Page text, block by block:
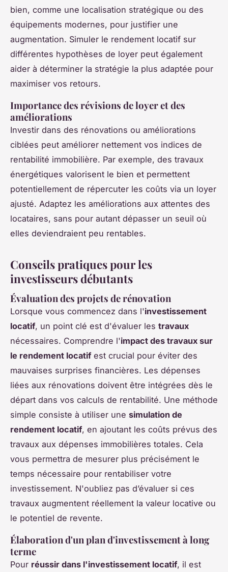
bien, comme une localisation stratégique ou des
équipements modernes, pour justifier une
augmentation. Simuler le rendement locatif sur
différentes hypothèses de loyer peut également
aider à déterminer la stratégie la plus adaptée pour
maximiser vos retours.
Importance des révisions de loyer et des
améliorations
Investir dans des rénovations ou améliorations
ciblées peut améliorer nettement vos indices de
rentabilité immobilière. Par exemple, des travaux
énergétiques valorisent le bien et permettent
potentiellement de répercuter les coûts via un loyer
ajusté. Adaptez les améliorations aux attentes des
locataires, sans pour autant dépasser un seuil où
elles deviendraient peu rentables.
Conseils pratiques pour les
investisseurs débutants
Évaluation des projets de rénovation
Lorsque vous commencez dans l'investissement
locatif, un point clé est d'évaluer les travaux
nécessaires. Comprendre l'impact des travaux sur
le rendement locatifest crucial pour éviter des
mauvaises surprises financières. Les dépenses
liées aux rénovations doivent être intégrées dès le
départ dans vos calculs de rentabilité. Une méthode
simple consiste à utiliser une simulation de
rendement locatif, en ajoutant les coûts prévus des
travaux aux dépenses immobilières totales. Cela
vous permettra de mesurer plus précisément le
temps nécessaire pour rentabiliser votre
investissement. N'oubliez pas d’évaluer si ces
travaux augmentent réellement la valeur locative ou
le potentiel de revente.
Élaboration d'un plan d'investissement à long
terme
Pour réussir dans l'investissement locatif, il est